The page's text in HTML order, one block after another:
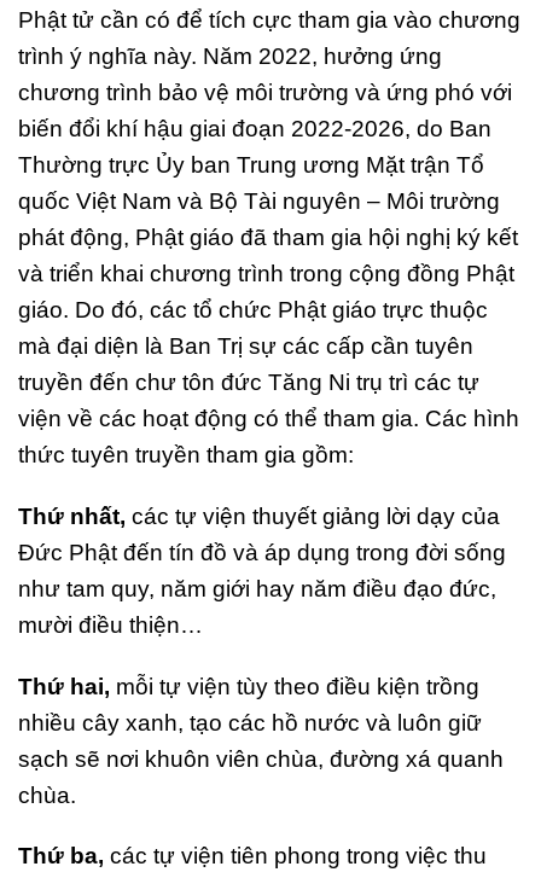
Phật tử cần có để tích cực tham gia vào chương
trình ý nghĩa này. Năm 2022, hưởng ứng
chương trình bảo vệ môi trường và ứng phó với
biến đổi khí hậu giai đoạn 2022-2026, do Ban
Thường trực Ủy ban Trung ương Mặt trận Tổ
quốc Việt Nam và Bộ Tài nguyên – Môi trường
phát động, Phật giáo đã tham gia hội nghị ký kết
và triển khai chương trình trong cộng đồng Phật
giáo. Do đó, các tổ chức Phật giáo trực thuộc
mà đại diện là Ban Trị sự các cấp cần tuyên
truyền đến chư tôn đức Tăng Ni trụ trì các tự
viện về các hoạt động có thể tham gia. Các hình
thức tuyên truyền tham gia gồm:
Thứ nhất, các tự viện thuyết giảng lời dạy của
Đức Phật đến tín đồ và áp dụng trong đời sống
như tam quy, năm giới hay năm điều đạo đức,
mười điều thiện…
Thứ hai, mỗi tự viện tùy theo điều kiện trồng
nhiều cây xanh, tạo các hồ nước và luôn giữ
sạch sẽ nơi khuôn viên chùa, đường xá quanh
chùa.
Thứ ba, các tự viện tiên phong trong việc thu